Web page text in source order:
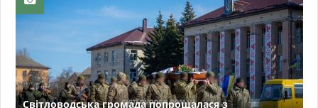
Світловодська громада попрощалася з